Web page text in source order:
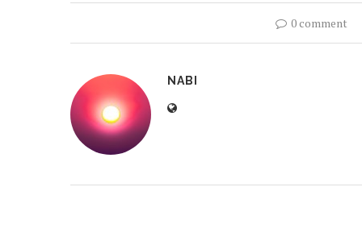
0 comment
NABI